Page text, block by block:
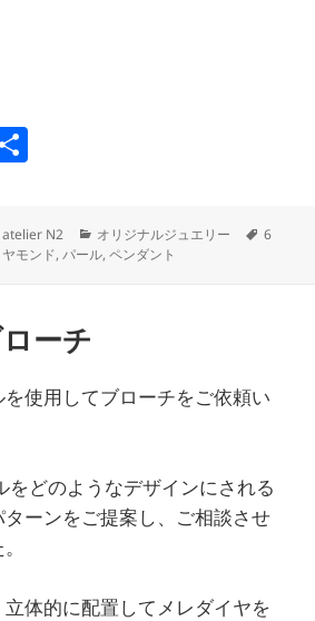
作
成
atelier N2
カ
テ
オリジナルジュエリー
タ
6
モンド,パール,ペンダント
ーチ
使用してブローチをご依頼い
をどのようなデザインにされる
ーンをご提案し、ご相談させ
体的に配置してメレダイヤを